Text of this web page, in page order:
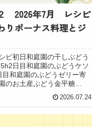
2026年7月 レシピ
ボーナス料理とジ
ピ初日和庭園の干しぶどう
日目和庭園のぶどうケソ
和庭園のぶどうゼリー寄
のお土産ぶどう金平糖
ぶどうナムケーン...
2026.07.24